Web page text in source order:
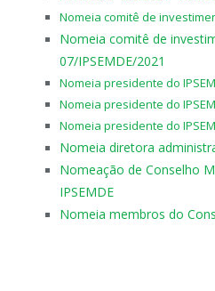
Nomeia comitê de
Nomeia comitê de
07/IPSEMDE/2021
Nomeia presidente do
Nomeia presidente do
Nomeia presidente do
Nomeia diretora
Nomeação de Conselho
IPSEMDE
Nomeia membros do